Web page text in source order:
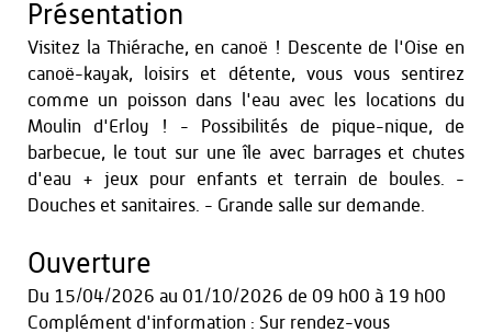
Présentation
Visitez la Thiérache, en canoë ! Descente de l'Oise en
canoë-kayak, loisirs et détente, vous vous sentirez
comme un poisson dans l'eau avec les locations du
Moulin d'Erloy ! - Possibilités de pique-nique, de
barbecue, le tout sur une île avec barrages et chutes
d'eau + jeux pour enfants et terrain de boules. -
Douches et sanitaires. - Grande salle sur demande.
Ouverture
Du 15/04/2026 au 01/10/2026 de 09 h00 à 19 h00
Complément d'information : Sur rendez-vous